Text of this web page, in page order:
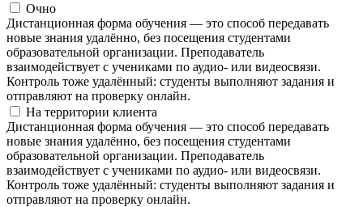
Очно
Дистанционная форма обучения — это способ передавать
новые знания удалённо, без посещения студентами
образовательной организации. Преподаватель
взаимодействует с учениками по аудио- или видеосвязи.
Контроль тоже удалённый: студенты выполняют задания и
отправляют на проверку онлайн.
На территории клиента
Дистанционная форма обучения — это способ передавать
новые знания удалённо, без посещения студентами
образовательной организации. Преподаватель
взаимодействует с учениками по аудио- или видеосвязи.
Контроль тоже удалённый: студенты выполняют задания и
отправляют на проверку онлайн.